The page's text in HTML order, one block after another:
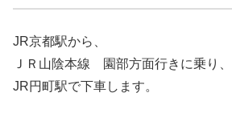
JR京都駅から、
ＪＲ山陰本線 園部方面行きに乗り、
JR円町駅で下車します。